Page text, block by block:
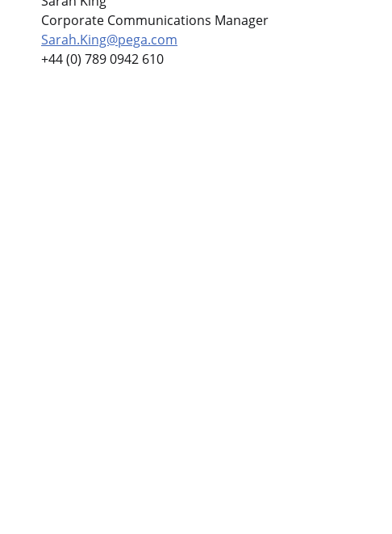
Corporate Communications Manager
Sarah.King@pega.com
+44 (0) 789 0942 610